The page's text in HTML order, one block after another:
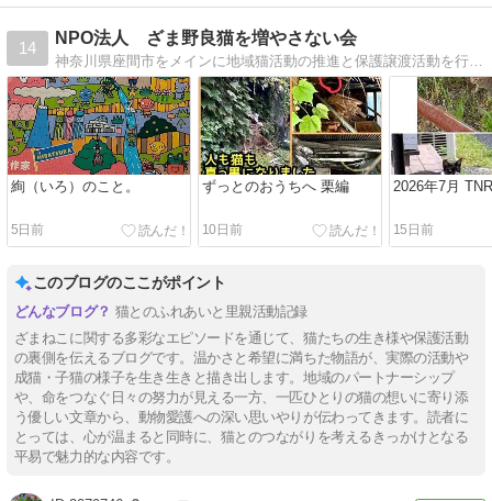
14
NPO法人 ざま野良猫を増やさない会
神奈川県座間市をメインに地域猫活動の推進と保護譲渡活動を行っています。
絢（いろ）のこと。
5日前
ずっとのおうちへ 栗編
10日前
2026年7月
15日前
このブログのここがポイント
猫とのふれあいと里親活動記録
ざまねこに関する多彩なエピソードを通じて、猫たちの生き様や保護活動
の裏側を伝えるブログです。温かさと希望に満ちた物語が、実際の活動や
成猫・子猫の様子を生き生きと描き出します。地域のパートナーシップ
や、命をつなぐ日々の努力が見える一方、一匹ひとりの猫の想いに寄り添
う優しい文章から、動物愛護への深い思いやりが伝わってきます。読者に
とっては、心が温まると同時に、猫とのつながりを考えるきっかけとなる
平易で魅力的な内容です。